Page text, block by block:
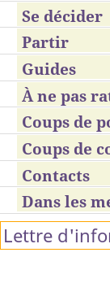
Se décider
Partir
Guides
À ne pas
Coups de
Coups de
Contacts
Dans les
Lettre